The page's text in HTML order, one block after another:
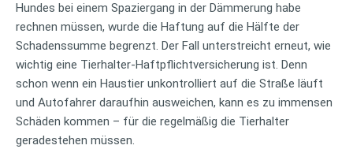
Hundes bei einem Spaziergang in der Dämmerung habe
rechnen müssen, wurde die Haftung auf die Hälfte der
Schadenssumme begrenzt. Der Fall unterstreicht erneut, wie
wichtig eine Tierhalter-Haftpflichtversicherung ist. Denn
schon wenn ein Haustier unkontrolliert auf die Straße läuft
und Autofahrer daraufhin ausweichen, kann es zu immensen
Schäden kommen – für die regelmäßig die Tierhalter
geradestehen müssen.